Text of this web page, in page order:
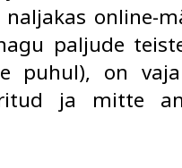
naljakas online-
paljude
puhul), on
ja mitte